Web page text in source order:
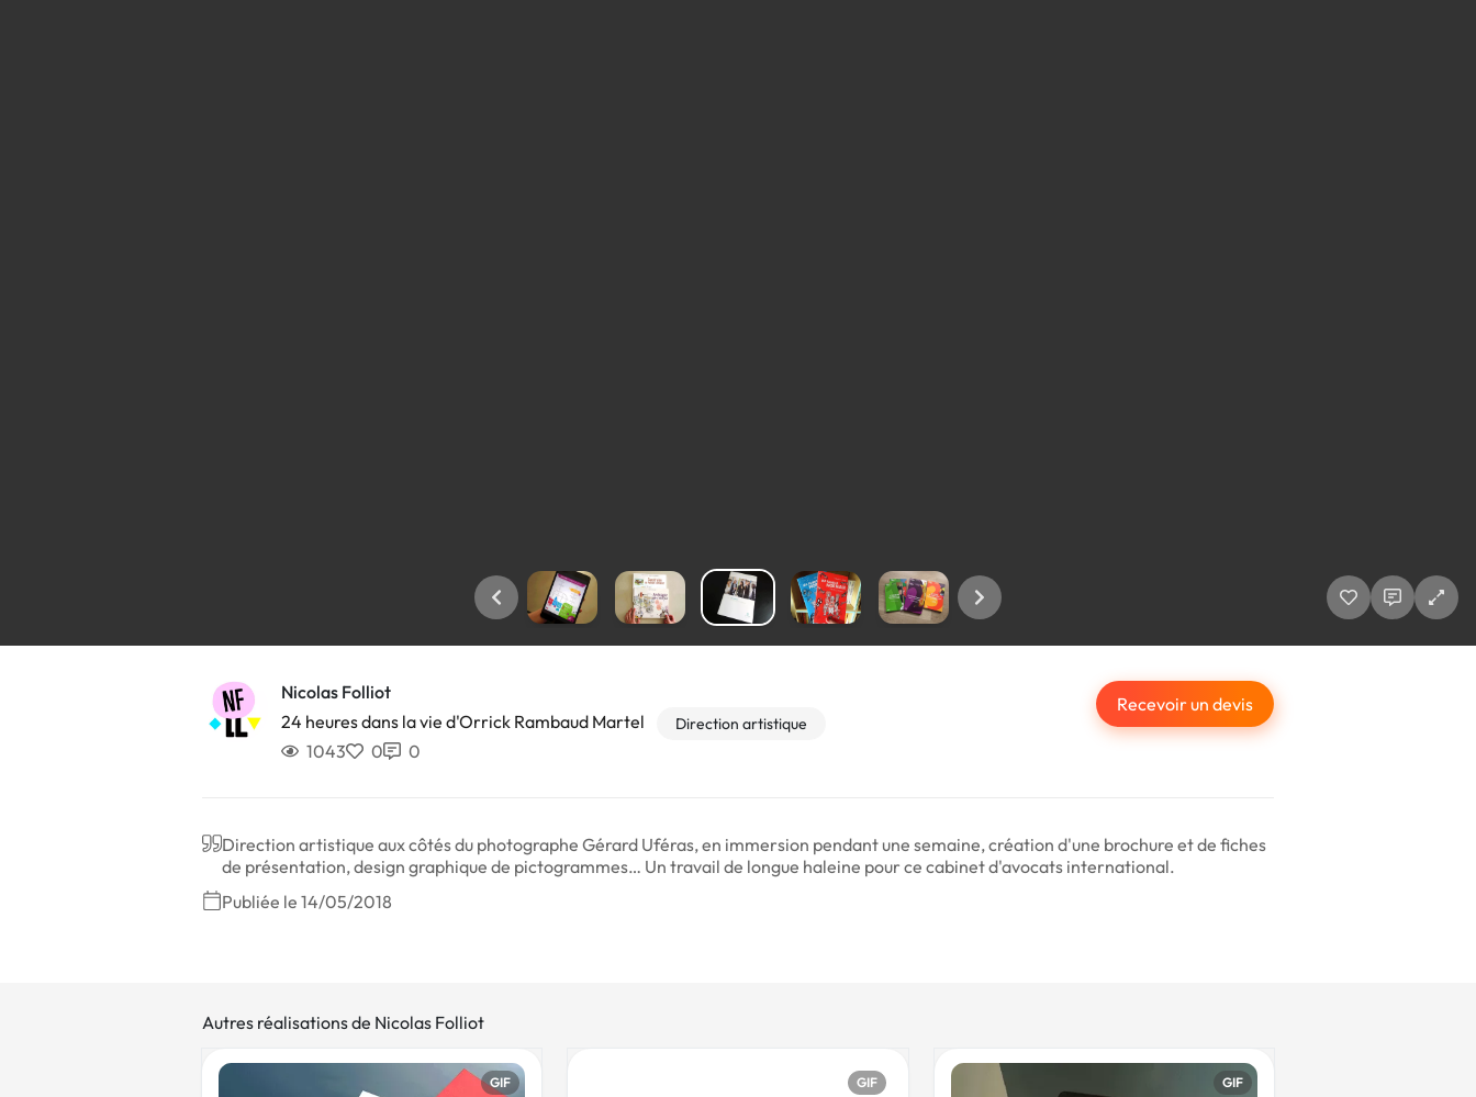
Nicolas Folliot
24 heures dans la vie d'Orrick Rambaud Martel
Direction artistique
1043 0 0
Recevoir un devis
Direction artistique aux côtés du photographe Gérard Uféras, en immersion pendant une semaine, création d'une brochure et de fiches
de présentation, design graphique de pictogrammes… Un travail de longue haleine pour ce cabinet d'avocats international.
Publiée le 14/05/2018
Autres réalisations de Nicolas Folliot
GIF GIF GIF